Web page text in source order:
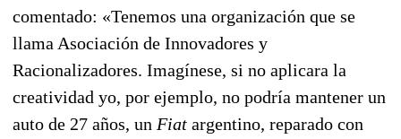
comentado: «Tenemos una organización que se
llama Asociación de Innovadores y
Racionalizadores. Imagínese, si no aplicara la
creatividad yo, por ejemplo, no podría mantener un
auto de 27 años, un Fiat argentino, reparado con